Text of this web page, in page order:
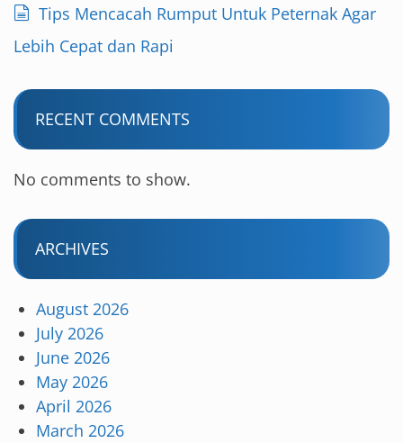
Tips Mencacah Rumput Untuk Peternak Agar
Lebih Cepat dan Rapi
RECENT COMMENTS
No comments to show.
ARCHIVES
August 2026
July 2026
June 2026
May 2026
April 2026
March 2026